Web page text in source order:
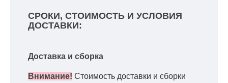
СРОКИ, СТОИМОСТЬ И УСЛОВИЯ
ДОСТАВКИ:
Доставка и сборка
Внимание! Стоимость доставки и сборки